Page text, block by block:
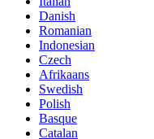
Danish
Romanian
Indonesian
Czech
Afrikaans
Swedish
Polish
Basque
Catalan